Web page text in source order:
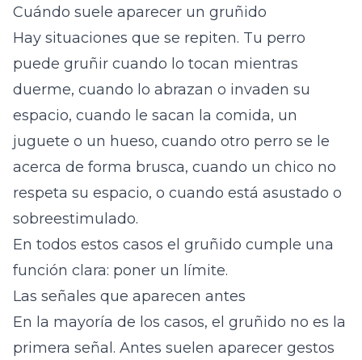
Cuándo suele aparecer un gruñido
Hay situaciones que se repiten. Tu perro
puede gruñir cuando lo tocan mientras
duerme, cuando lo abrazan o invaden su
espacio, cuando le sacan la comida, un
juguete o un hueso, cuando otro perro se le
acerca de forma brusca, cuando un chico no
respeta su espacio, o cuando está asustado o
sobreestimulado.
En todos estos casos el gruñido cumple una
función clara: poner un límite.
Las señales que aparecen antes
En la mayoría de los casos, el gruñido no es la
primera señal. Antes suelen aparecer gestos